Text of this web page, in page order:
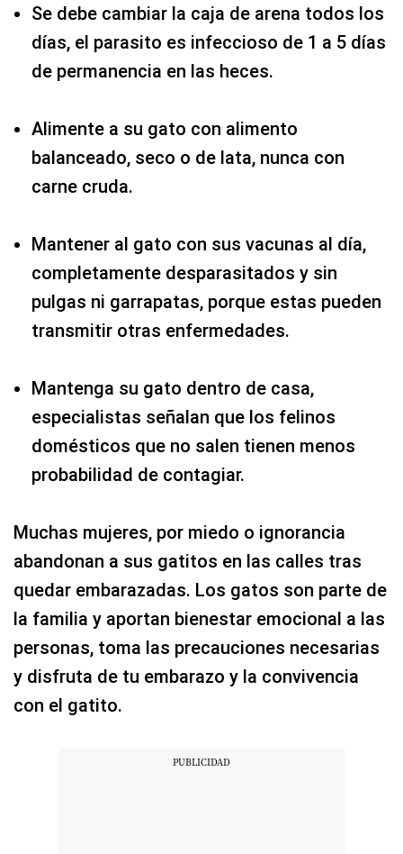
Se debe cambiar la caja de arena todos los
días, el parasito es infeccioso de 1 a 5 días
de permanencia en las heces.
Alimente a su gato con alimento
balanceado, seco o de lata, nunca con
carne cruda.
Mantener al gato con sus vacunas al día,
completamente desparasitados y sin
pulgas ni garrapatas, porque estas pueden
transmitir otras enfermedades.
Mantenga su gato dentro de casa,
especialistas señalan que los felinos
domésticos que no salen tienen menos
probabilidad de contagiar.
Muchas mujeres, por miedo o ignorancia
abandonan a sus gatitos en las calles tras
quedar embarazadas. Los gatos son parte de
la familia y aportan bienestar emocional a las
personas, toma las precauciones necesarias
y disfruta de tu embarazo y la convivencia
con el gatito.